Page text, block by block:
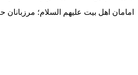
امامان اهل بیت علیهم السلام؛ مرزبانان